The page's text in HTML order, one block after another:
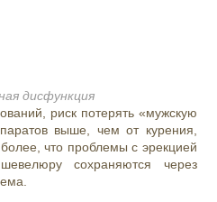
дисфункция
риск потерять «мужскую
выше, чем от курения,
что проблемы с эрекцией
сохраняются через